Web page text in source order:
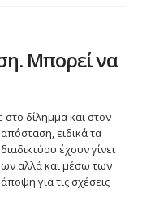
Μπορεί να
στο δίλημμα και στον
ειδικά τα
έχουν γίνει
αλλά και μέσω των
για τις σχέσεις